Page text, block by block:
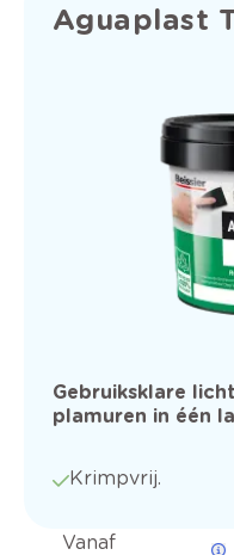
Aguaplast
Gebruiksklare
plamuren in één
Krimpvrij.
Vanaf